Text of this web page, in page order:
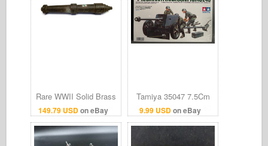
149.79 USDon eBay
Rare WWII Solid Brass
45mm Anti-Tank Gun
Chamber Gauge
Artillery Armorer Tool
9.99 USDon eBay
Tamiya 35047 7.5Cm
Anti-Tank Gun Pak 40
L46 1/35 Scale Model